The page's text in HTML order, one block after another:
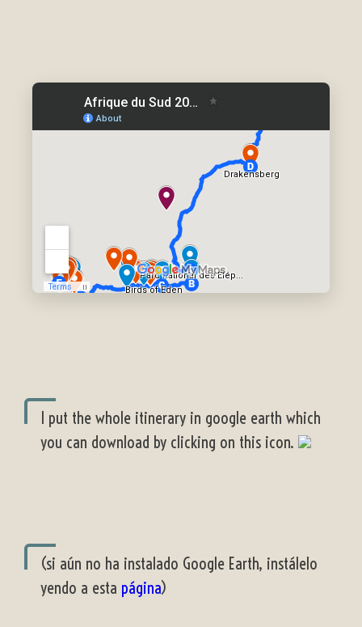
I put the whole itinerary in google earth which
you can download by clicking on this icon.
(si aún no ha instalado Google Earth, instálelo
yendo a esta página)